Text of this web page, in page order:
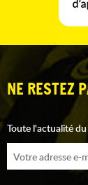
NE RESTEZ
Toute l'actualité